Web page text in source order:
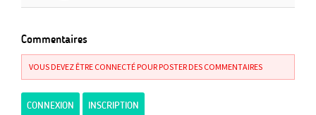
Commentaires
VOUS DEVEZ ÊTRE CONNECTÉ POUR POSTER DES COMMENTAIRES
CONNEXION INSCRIPTION